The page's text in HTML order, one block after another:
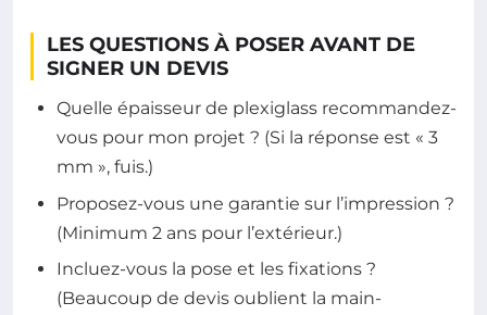
LES QUESTIONS À POSER AVANT DE
SIGNER UN DEVIS
Quelle épaisseur de plexiglass recommandez-
vous pour mon projet ? (Si la réponse est « 3
mm », fuis.)
Proposez-vous une garantie sur l’impression ?
(Minimum 2 ans pour l’extérieur.)
Incluez-vous la pose et les fixations ?
(Beaucoup de devis oublient la main-